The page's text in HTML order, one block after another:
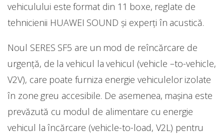
vehiculului este format din 11 boxe, reglate de
tehnicienii HUAWEI SOUND și experți în acustică.
Noul SERES SF5 are un mod de reîncărcare de
urgență, de la vehicul la vehicul (vehicle –to-vehicle,
V2V), care poate furniza energie vehiculelor izolate
în zone greu accesibile. De asemenea, mașina este
prevăzută cu modul de alimentare cu energie
vehicul la încărcare (vehicle-to-load, V2L) pentru